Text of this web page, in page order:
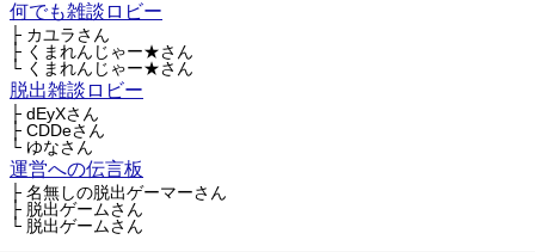
何でも雑談ロビー
├ カユラさん
├ くまれんじゃー★さん
└ くまれんじゃー★さん
脱出雑談ロビー
├ dEyXさん
├ CDDeさん
└ ゆなさん
運営への伝言板
├ 名無しの脱出ゲーマーさん
├ 脱出ゲームさん
└ 脱出ゲームさん